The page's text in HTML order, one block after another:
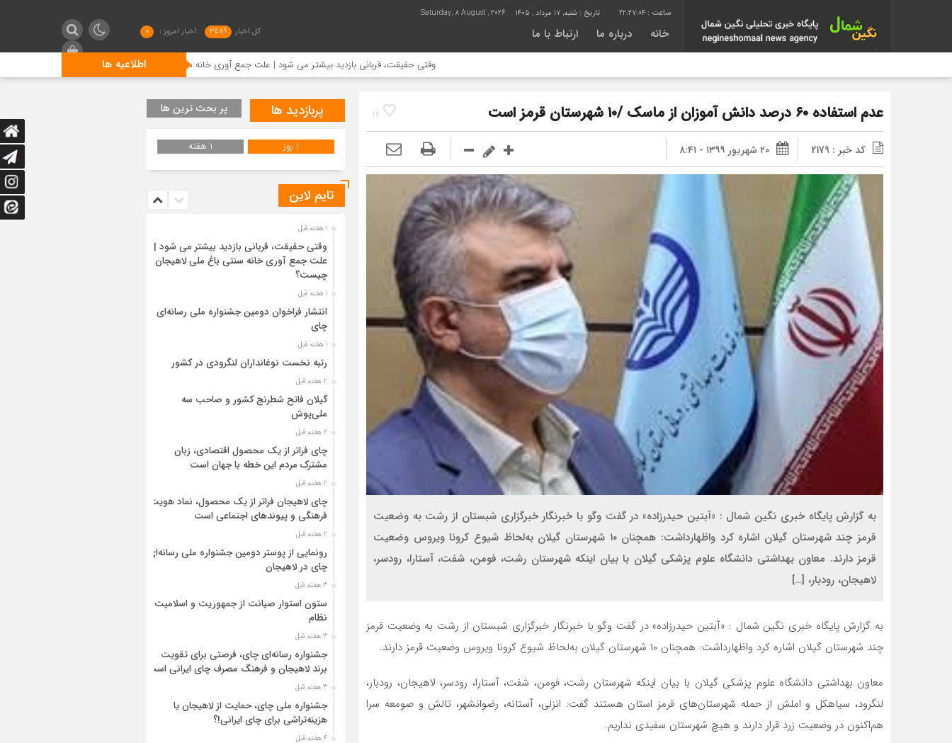
22:27:05 تاریخ : شنبه, ۱۷ مرداد , ۱۴۰۵ Saturday, 8 August , 2026
خانه درباره ما ارتباط با ما کل اخبار 3589 اخبار امروز : 0
اطلاعیه ها
وقتی حقیقت، قربانی بازدید بیشتر می شود | علت جمع آوری خانه سنتی باغ ملی لاهیجان چیست؟
17 عدم استفاده ۶۰ درصد دانش آموزان از ماسک /۱۰ شهرستان قرمز است
کد خبر : 2179 ۲۰ شهریور ۱۳۹۹ - ۸:۴۱
به گزارش پایگاه خبری نگین شمال : «آبتین حیدرزاده» در گفت وگو با خبرنگار خبرگزاری شبستان از رشت به وضعیت
قرمز چند شهرستان گیلان اشاره کرد واظهارداشت: همچنان ۱۰ شهرستان گیلان به‌لحاظ شیوع کرونا ویروس وضعیت
قرمز دارند. معاون بهداشتی دانشگاه علوم پزشکی گیلان با بیان اینکه شهرستان رشت، فومن، شفت، آستارا، رودسر،
لاهیجان، رودبار، […]
به گزارش پایگاه خبری نگین شمال : «آبتین حیدرزاده» در گفت وگو با خبرنگار خبرگزاری شبستان از رشت به وضعیت قرمز
چند شهرستان گیلان اشاره کرد واظهارداشت: همچنان ۱۰ شهرستان گیلان به‌لحاظ شیوع کرونا ویروس وضعیت قرمز دارند.
معاون بهداشتی دانشگاه علوم پزشکی گیلان با بیان اینکه شهرستان رشت، فومن، شفت، آستارا، رودسر، لاهیجان، رودبار،
لنگرود، سیاهکل و املش از حمله شهرستان‌های قرمز استان هستند گفت: انزلی، آستانه، رضوانشهر، تالش و صومعه سرا
هم‌اکنون در وضعیت زرد قرار دارند و هیچ شهرستان سفیدی نداریم.‌
پربازدید ها پر بحث ترین ها
1 روز 1 هفته
تایم لاین
1 هفته قبل
وقتی حقیقت، قربانی بازدید بیشتر می شود |
علت جمع آوری خانه سنتی باغ ملی لاهیجان
چیست؟
1 هفته قبل
انتشار فراخوان دومین جشنواره ملی رسانه‌ای
چای
1 هفته قبل
رتبه نخست نوغانداران لنگرودی در کشور
2 هفته قبل
گیلان فاتح شطرنج کشور و صاحب سه
ملی‌پوش
2 هفته قبل
چای فراتر از یک محصول اقتصادی، زبان
مشترک مردم این خطه با جهان است
2 هفته قبل
چای لاهیجان فراتر از یک محصول، نماد هویت
فرهنگی و پیوندهای اجتماعی است
2 هفته قبل
رونمایی از پوستر دومین جشنواره ملی رسانه‌ای
چای در لاهیجان
3 هفته قبل
ستون استوار صیانت از جمهوریت و اسلامیت
نظام
3 هفته قبل
جشنواره رسانه‌ای چای، فرصتی برای تقویت
برند لاهیجان و فرهنگ مصرف چای ایرانی است
3 هفته قبل
جشنواره ملی چای، حمایت از لاهیجان یا
هزینه‌تراشی برای چای ایرانی!؟
4 هفته قبل